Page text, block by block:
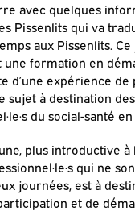
avec quelques
Pissenlits qui va
aux Pissenlits.
formation en
d’une expérience
à destination
du social-santé
plus
qui ne
journées, est à
et de